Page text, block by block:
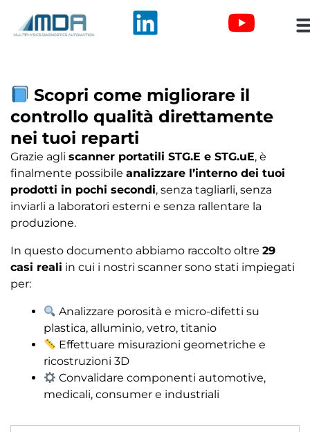
Scopri come migliorare il
controllo qualità direttamente
nei tuoi reparti
Grazie agli scanner portatili STG.E e STG.uE, è
finalmente possibile analizzare l’interno dei tuoi
prodotti in pochi secondi, senza tagliarli, senza
inviarli a laboratori esterni e senza rallentare la
produzione.
In questo documento abbiamo raccolto oltre 29
casi reali in cui i nostri scanner sono stati impiegati
per:
Analizzare porosità e micro-difetti su
plastica, alluminio, vetro, titanio
Effettuare misurazioni geometriche e
ricostruzioni 3D
Convalidare componenti automotive,
medicali, consumer e industriali